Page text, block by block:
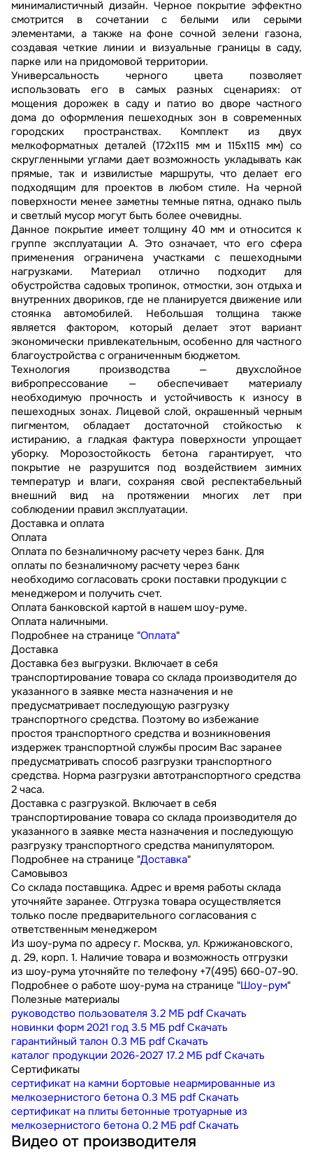
минималистичный дизайн. Черное покрытие эффектно
смотрится в сочетании с белыми или серыми
элементами, а также на фоне сочной зелени газона,
создавая четкие линии и визуальные границы в саду,
парке или на придомовой территории.
Универсальность черного цвета позволяет
использовать его в самых разных сценариях: от
мощения дорожек в саду и патио во дворе частного
дома до оформления пешеходных зон в современных
городских пространствах. Комплект из двух
мелкоформатных деталей (172х115 мм и 115х115 мм) со
скругленными углами дает возможность укладывать как
прямые, так и извилистые маршруты, что делает его
подходящим для проектов в любом стиле. На черной
поверхности менее заметны темные пятна, однако пыль
и светлый мусор могут быть более очевидны.
Данное покрытие имеет толщину 40 мм и относится к
группе эксплуатации А. Это означает, что его сфера
применения ограничена участками с пешеходными
нагрузками. Материал отлично подходит для
обустройства садовых тропинок, отмостки, зон отдыха и
внутренних двориков, где не планируется движение или
стоянка автомобилей. Небольшая толщина также
является фактором, который делает этот вариант
экономически привлекательным, особенно для частного
благоустройства с ограниченным бюджетом.
Технология производства — двухслойное
вибропрессование — обеспечивает материалу
необходимую прочность и устойчивость к износу в
пешеходных зонах. Лицевой слой, окрашенный черным
пигментом, обладает достаточной стойкостью к
истиранию, а гладкая фактура поверхности упрощает
уборку. Морозостойкость бетона гарантирует, что
покрытие не разрушится под воздействием зимних
температур и влаги, сохраняя свой респектабельный
внешний вид на протяжении многих лет при
соблюдении правил эксплуатации.
Доставка и оплата
Оплата
Оплата по безналичному расчету через банк. Для
оплаты по безналичному расчету через банк
необходимо согласовать сроки поставки продукции с
менеджером и получить счет.
Оплата банковской картой в нашем шоу-руме.
Оплата наличными.
Подробнее на странице "Оплата"
Доставка
Доставка без выгрузки. Включает в себя
транспортирование товара со склада производителя до
указанного в заявке места назначения и не
предусматривает последующую разгрузку
транспортного средства. Поэтому во избежание
простоя транспортного средства и возникновения
издержек транспортной службы просим Вас заранее
предусматривать способ разгрузки транспортного
средства. Норма разгрузки автотранспортного средства
2 часа.
Доставка с разгрузкой. Включает в себя
транспортирование товара со склада производителя до
указанного в заявке места назначения и последующую
разгрузку транспортного средства манипулятором.
Подробнее на странице "Доставка"
Самовывоз
Со склада поставщика. Адрес и время работы склада
уточняйте заранее. Отгрузка товара осуществляется
только после предварительного согласования с
ответственным менеджером
Из шоу-рума по адресу г. Москва, ул. Кржижановского,
д. 29, корп. 1. Наличие товара и возможность отгрузки
из шоу-рума уточняйте по телефону +7(495) 660-07-90.
Подробнее о работе шоу-рума на странице "Шоу–рум"
Полезные материалы
руководство пользователя 3.2 МБ pdf Скачать
новинки форм 2021 год 3.5 МБ pdf Скачать
гарантийный талон 0.3 МБ pdf Скачать
каталог продукции 2026-2027 17.2 МБ pdf Скачать
Сертификаты
сертификат на камни бортовые неармированные из
мелкозернистого бетона 0.3 МБ pdf Скачать
сертификат на плиты бетонные тротуарные из
мелкозернистого бетона 0.2 МБ pdf Скачать
Видео от производителя